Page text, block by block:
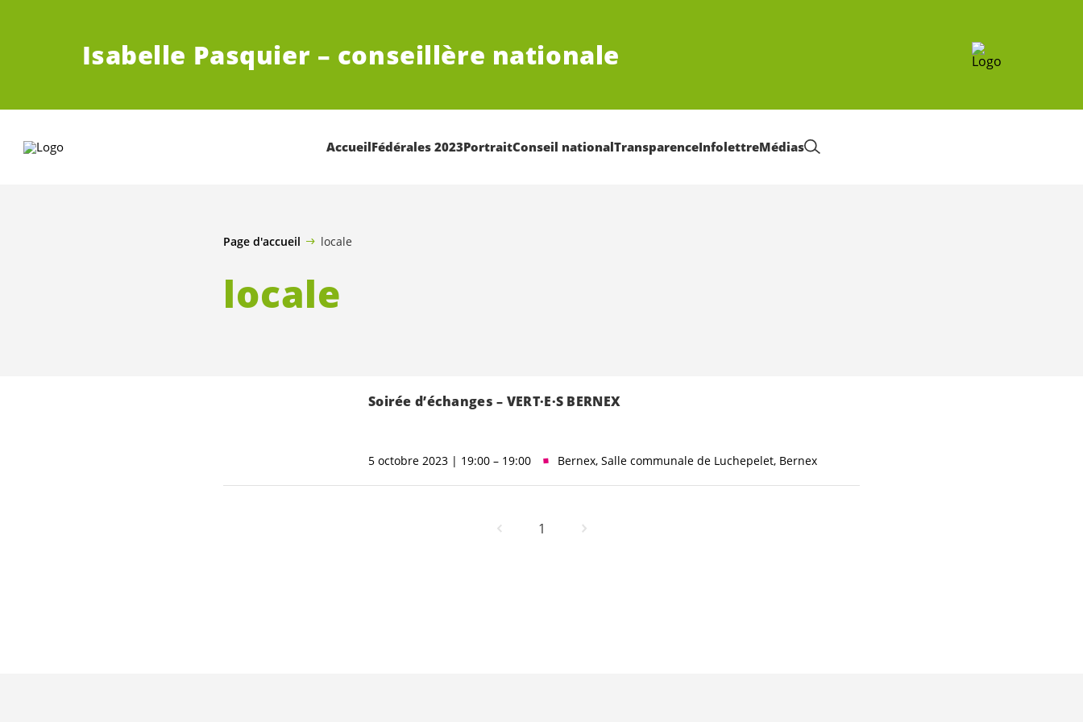
Isabelle Pasquier – conseillère nationale
AccueilFédérales 2023PortraitConseil nationalTransparenceInfolettreMédias
Page d'accueil locale
locale
Soirée d’échanges – VERT·E·S BERNEX
5 octobre 2023 | 19:00 – 19:00 Bernex, Salle communale de Luchepelet, Bernex
1